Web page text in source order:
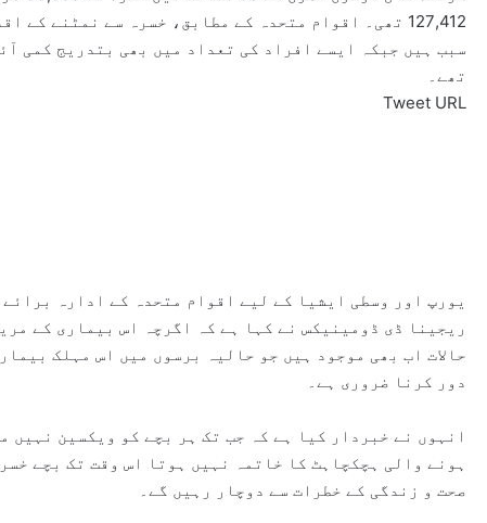
127,412 تھی۔ اقوام متحدہ کے مطابق، خسرہ سے نمٹنے
سبب ہیں جبکہ ایسے افراد کی تعداد میں بھی بتدریج کمی
تھے۔
Tweet URL
یورپ اور وسطی ایشیا کے لیے اقوام متحدہ کے ادارہ
ریجینا ڈی ڈومینیکس نے کہا ہے کہ اگرچہ اس بیماری کے
حالات اب بھی موجود ہیں جو حالیہ برسوں میں اس مہلک
دور کرنا ضروری ہے۔
انہوں نے خبردار کیا ہے کہ جب تک ہر بچے کو ویکسین نہیں
ہونے والی ہچکچاہٹ کا خاتمہ نہیں ہوتا اس وقت تک بچے
صحت و زندگی کے خطرات سے دوچار رہیں گے۔